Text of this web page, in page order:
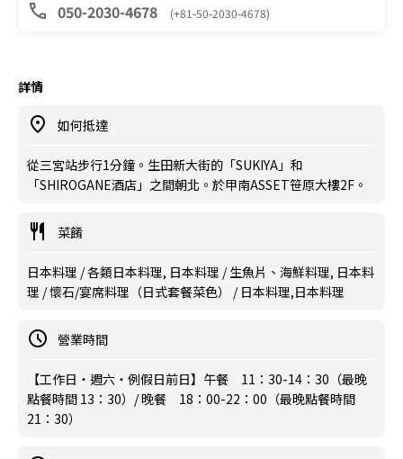
050-2030-4678 (+81-50-2030-4678)
詳情
如何抵達
從三宮站步行1分鐘。生田新大街的「SUKIYA」和
「SHIROGANE酒店」之間朝北。於甲南ASSET笹原大樓2F。
菜餚
日本料理 / 各類日本料理, 日本料理 / 生魚片、海鮮料理, 日本料
理 / 懷石/宴席料理（日式套餐菜色） / 日本料理,日本料理
營業時間
【工作日・週六・例假日前日】午餐 11：30-14：30（最晚
點餐時間 13：30）/ 晚餐 18：00-22：00（最晚點餐時間
21：30）